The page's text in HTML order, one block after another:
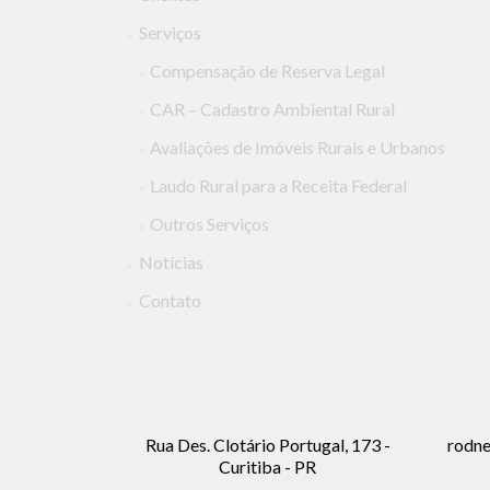
Serviços
Compensação de Reserva Legal
CAR – Cadastro Ambiental Rural
Avaliações de Imóveis Rurais e Urbanos
Laudo Rural para a Receita Federal
Outros Serviços
Notícias
Contato
Rua Des. Clotário Portugal, 173 -
Curitiba - PR